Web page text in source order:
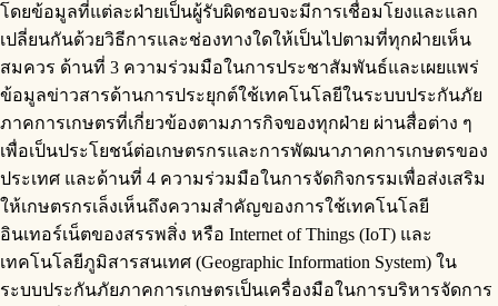
โดยข้อมูลที่แต่ละฝ่ายเป็นผู้รับผิดชอบจะมีการเชื่อมโยงและแลก
เปลี่ยนกันด้วยวิธีการและช่องทางใดให้เป็นไปตามที่ทุกฝ่ายเห็น
สมควร ด้านที่ 3 ความร่วมมือในการประชาสัมพันธ์และเผยแพร่
ข้อมูลข่าวสารด้านการประยุกต์ใช้เทคโนโลยีในระบบประกันภัย
ภาคการเกษตรที่เกี่ยวข้องตามภารกิจของทุกฝ่าย ผ่านสื่อต่าง ๆ
เพื่อเป็นประโยชน์ต่อเกษตรกรและการพัฒนาภาคการเกษตรของ
ประเทศ และด้านที่ 4 ความร่วมมือในการจัดกิจกรรมเพื่อส่งเสริม
ให้เกษตรกรเล็งเห็นถึงความสำคัญของการใช้เทคโนโลยี
อินเทอร์เน็ตของสรรพสิ่ง หรือ Internet of Things (IoT) และ
เทคโนโลยีภูมิสารสนเทศ (Geographic Information System) ใน
ระบบประกันภัยภาคการเกษตรเป็นเครื่องมือในการบริหารจัดการ